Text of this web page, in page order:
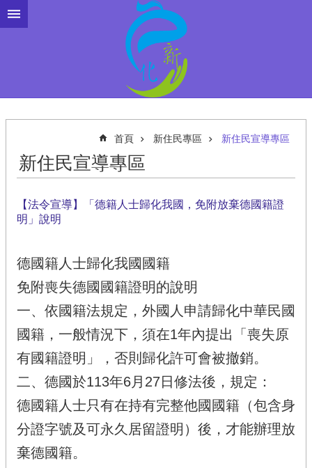
跳到主要內容區塊
首頁 新住民專區 新住民宣導專區
新住民宣導專區
【法令宣導】「德籍人士歸化我國，免附放棄德國籍證
明」說明
德國籍人士歸化我國國籍
免附喪失德國國籍證明的說明
一、依國籍法規定，外國人申請歸化中華民國
國籍，一般情況下，須在1年內提出「喪失原
有國籍證明」，否則歸化許可會被撤銷。
二、德國於113年6月27日修法後，規定：
德國籍人士只有在持有完整他國國籍（包含身
分證字號及可永久居留證明）後，才能辦理放
棄德國籍。